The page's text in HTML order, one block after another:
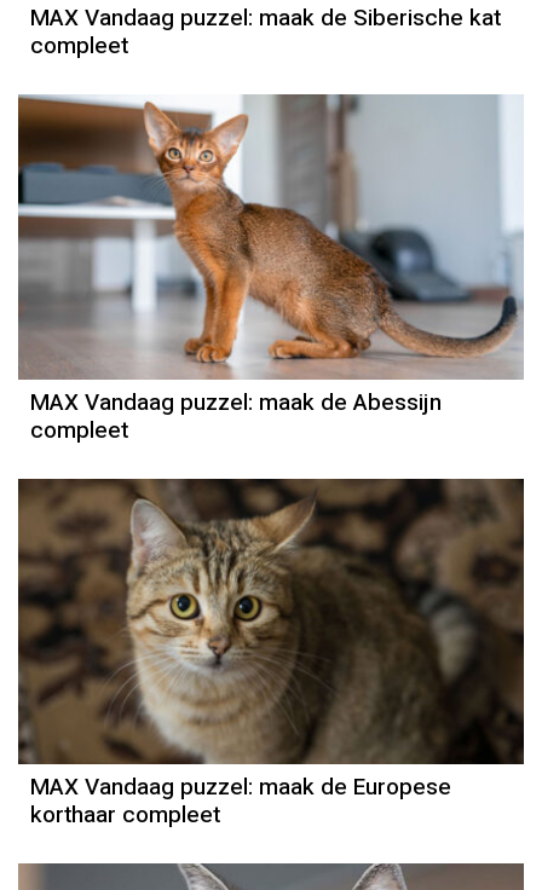
MAX Vandaag puzzel: maak de Siberische kat
compleet
MAX Vandaag puzzel: maak de Abessijn
compleet
MAX Vandaag puzzel: maak de Europese
korthaar compleet